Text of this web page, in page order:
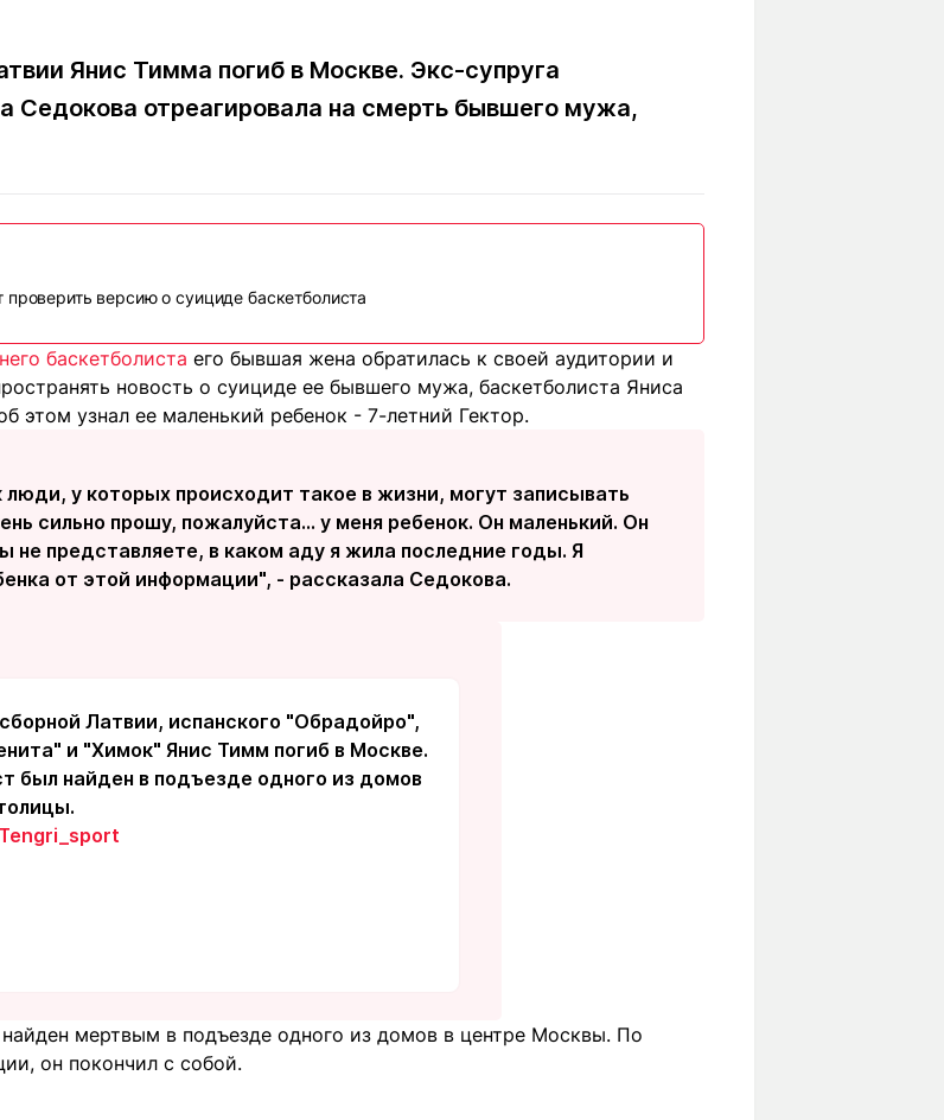
188
Янис Тимма погиб в Москве. Экс-супруга
Седокова отреагировала на смерть бывшего мужа,
проверить версию о суициде баскетболиста
баскетболиста его бывшая жена обратилась к своей аудитории и
новость о суициде ее бывшего мужа, баскетболиста Яниса
этом узнал ее маленький ребенок - 7-летний Гектор.
люди, у которых происходит такое в жизни, могут записывать
сильно прошу, пожалуйста... у меня ребенок. Он маленький. Он
не представляете, в каком аду я жила последние годы. Я
от этой информации", - рассказала Седокова.
Латвии, испанского "Обрадойро",
и "Химок" Янис Тимм погиб в Москве.
был найден в подъезде одного из домов
мертвым в подъезде одного из домов в центре Москвы. По
он покончил с собой.